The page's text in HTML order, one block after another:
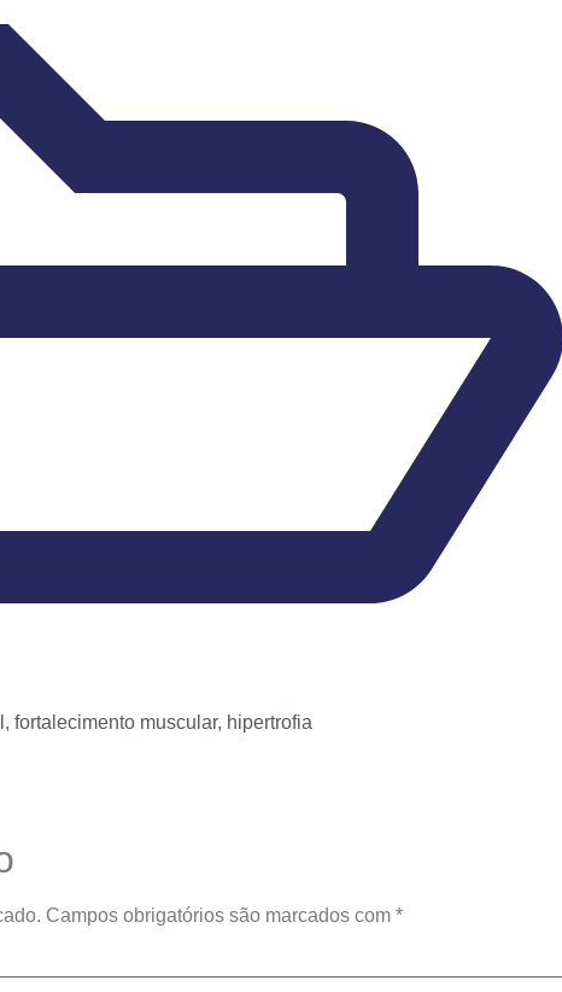
, fortalecimento muscular, hipertrofia
Campos obrigatórios são marcados com *